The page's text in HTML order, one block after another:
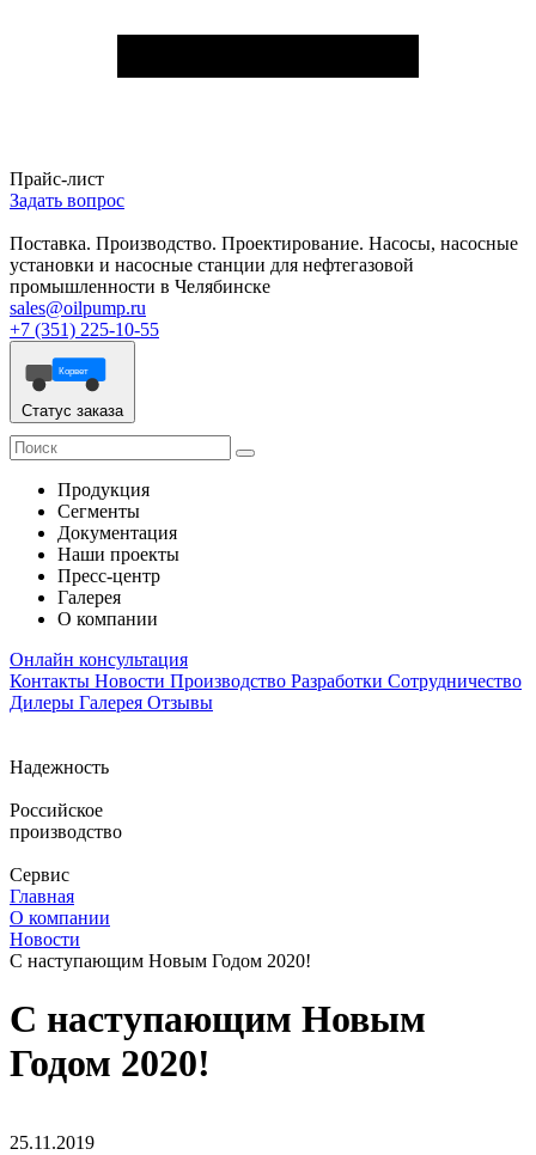
Прайс-лист
Задать вопрос
Поставка. Производство. Проектирование. Насосы, насосные
установки и насосные станции для нефтегазовой
промышленности в Челябинске
sales@oilpump.ru
+7 (351) 225-10-55
Корвет
Статус заказа
Продукция
Сегменты
Документация
Наши проекты
Пресс-центр
Галерея
О компании
Онлайн консультация
Контакты Новости Производство Разработки Сотрудничество
Дилеры Галерея Отзывы
Надежность
Российское
производство
Сервис
Главная
О компании
Новости
С наступающим Новым Годом 2020!
С наступающим Новым
Годом 2020!
25.11.2019